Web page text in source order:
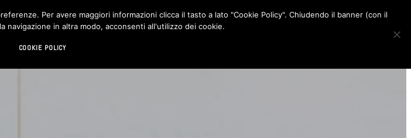
HI-TECH CHI SIAMO CONTATTI
o
g
r
d
Per avere maggiori informazioni clicca il tasto a lato "Cookie Policy". Chiudendo il banner (con il
navigazione in altra modo, acconsenti all'utilizzo dei cookie.
COOKIE POLICY